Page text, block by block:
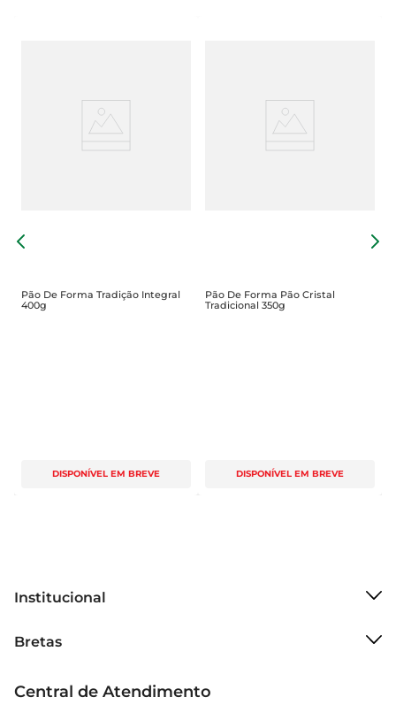
Pão De Forma Tradição Integral
400g
DISPONÍVEL EM BREVE
Pão De Forma Pão Cristal
Tradicional 350g
DISPONÍVEL EM BREVE
Institucional
Grupo Cencosud
Sobre privacidade
Bretas
Produtos Bretas
Central de Atendimento